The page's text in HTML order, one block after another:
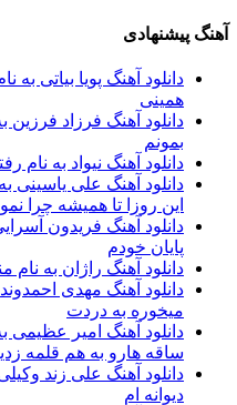
آهنگ پیشنهادی
دانلود آهنگ پویا بیاتی
ﻫﻤﻴﻨﻰ
دانلود آهنگ فرزاد
بمونم
دانلود آهنگ نیواد به نام
دانلود آهنگ علی یاسینی
این روزا تا همیشه چرا
دانلود آهنگ فریدون
پایان خودم
دانلود آهنگ راژان به
دانلود آهنگ مهدی
میخوره به دردت
دانلود آهنگ امیر عظیمی
ساقه هارو به هم قلمه
دانلود آهنگ علی زند
دیوانه ام